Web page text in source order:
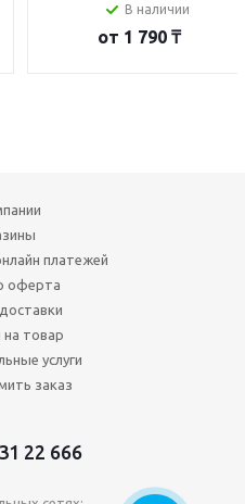
В наличии
от 1 790 ₸
платежей
оферта
на товар
услуги
заказ
22 666